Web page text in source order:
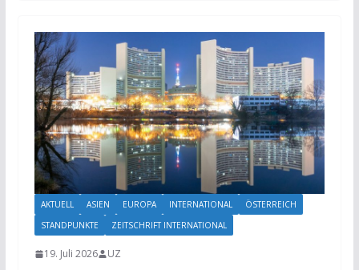
AKTUELL ASIEN EUROPA INTERNATIONAL
ÖSTERREICH
STANDPUNKTE
ZEITSCHRIFT INTERNATIONAL
19. Juli 2026 UZ